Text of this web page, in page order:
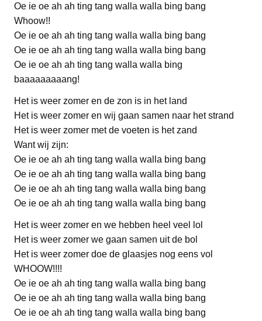
Oe ie oe ah ah ting tang walla walla bing bang
Whoow!!
Oe ie oe ah ah ting tang walla walla bing bang
Oe ie oe ah ah ting tang walla walla bing bang
Oe ie oe ah ah ting tang walla walla bing
baaaaaaaaang!
Het is weer zomer en de zon is in het land
Het is weer zomer en wij gaan samen naar het strand
Het is weer zomer met de voeten is het zand
Want wij zijn:
Oe ie oe ah ah ting tang walla walla bing bang
Oe ie oe ah ah ting tang walla walla bing bang
Oe ie oe ah ah ting tang walla walla bing bang
Oe ie oe ah ah ting tang walla walla bing bang
Het is weer zomer en we hebben heel veel lol
Het is weer zomer we gaan samen uit de bol
Het is weer zomer doe de glaasjes nog eens vol
WHOOW!!!!
Oe ie oe ah ah ting tang walla walla bing bang
Oe ie oe ah ah ting tang walla walla bing bang
Oe ie oe ah ah ting tang walla walla bing bang